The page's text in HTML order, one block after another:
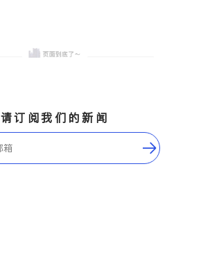
请订阅我们的新闻